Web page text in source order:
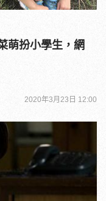
萌扮小學生，網
2020年3月23日 12:00